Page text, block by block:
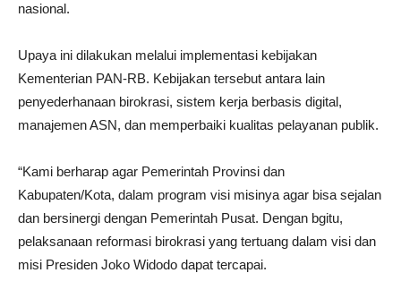
nasional.
Upaya ini dilakukan melalui implementasi kebijakan
Kementerian PAN-RB. Kebijakan tersebut antara lain
penyederhanaan birokrasi, sistem kerja berbasis digital,
manajemen ASN, dan memperbaiki kualitas pelayanan publik.
“Kami berharap agar Pemerintah Provinsi dan
Kabupaten/Kota, dalam program visi misinya agar bisa sejalan
dan bersinergi dengan Pemerintah Pusat. Dengan bgitu,
pelaksanaan reformasi birokrasi yang tertuang dalam visi dan
misi Presiden Joko Widodo dapat tercapai.